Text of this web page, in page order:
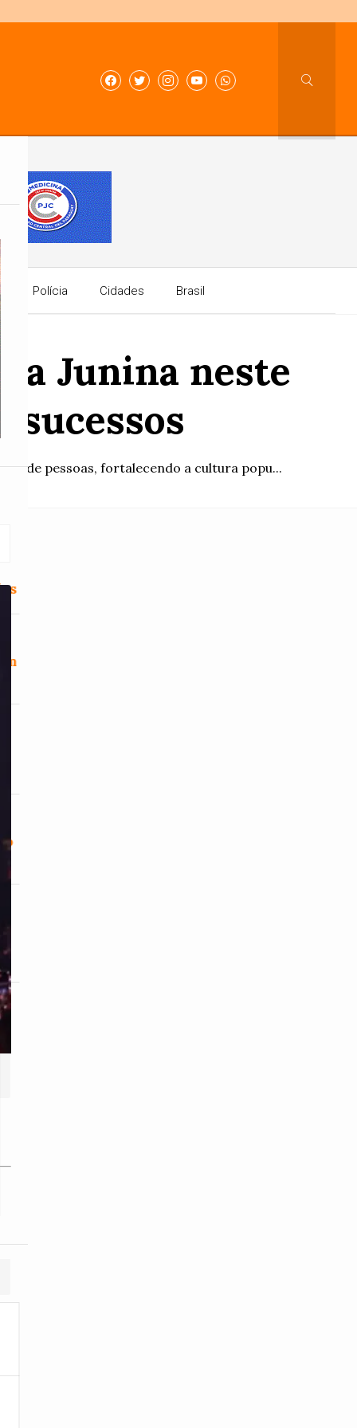
Polícia Cidades Brasil
Junina neste
sucessos
de pessoas, fortalecendo a cultura popu...